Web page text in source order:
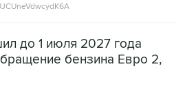
до 1 июля 2027 года
бензина Евро 2,